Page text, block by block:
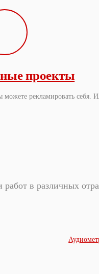
проекты
рекламировать себя.
в различных